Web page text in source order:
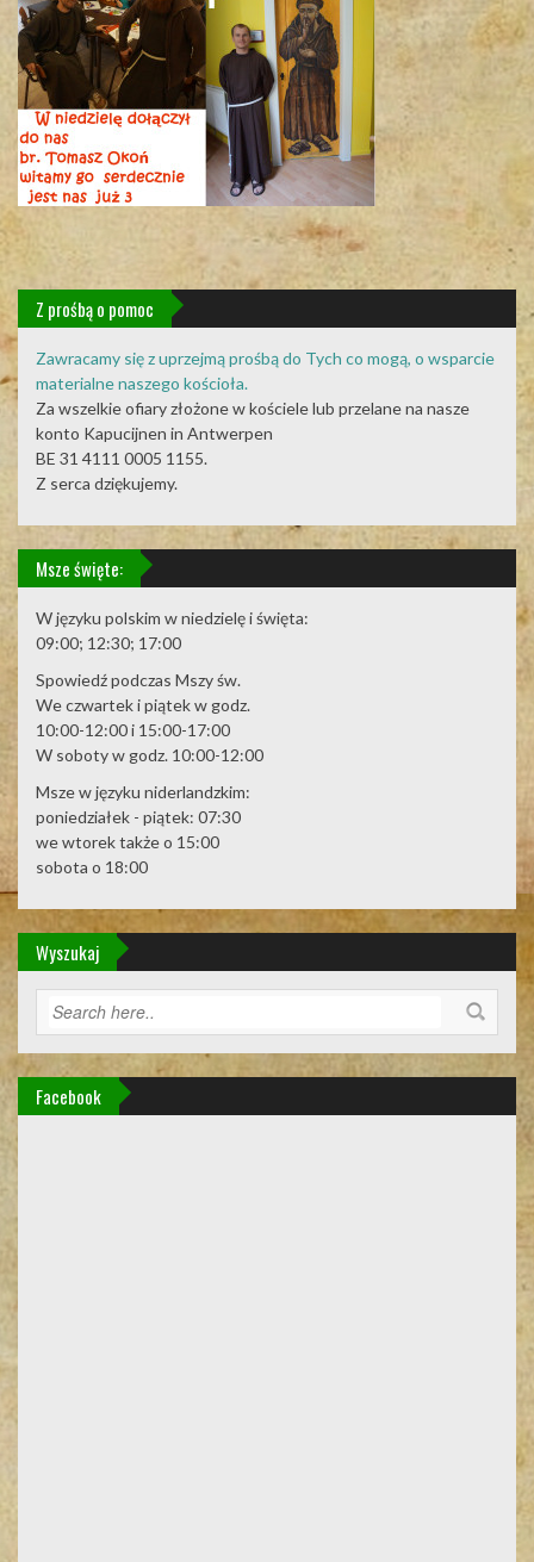
Z prośbą o pomoc
Zawracamy się z uprzejmą prośbą do Tych co mogą, o wsparcie
materialne naszego kościoła.
Za wszelkie ofiary złożone w kościele lub przelane na nasze
konto Kapucijnen in Antwerpen
BE 31 4111 0005 1155.
Z serca dziękujemy.
Msze święte:
W języku polskim w niedzielę i święta:
09:00; 12:30; 17:00
Spowiedź podczas Mszy św.
We czwartek i piątek w godz.
10:00-12:00 i 15:00-17:00
W soboty w godz. 10:00-12:00
Msze w języku niderlandzkim:
poniedziałek - piątek: 07:30
we wtorek także o 15:00
sobota o 18:00
Wyszukaj
Facebook